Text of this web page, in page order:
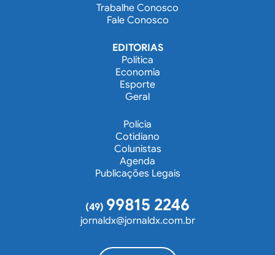
Trabalhe Conosco
Fale Conosco
EDITORIAS
Política
Economia
Esporte
Geral
Polícia
Cotidiano
Colunistas
Agenda
Publicações Legais
(49) 99815 2246
jornaldx@jornaldx.com.br